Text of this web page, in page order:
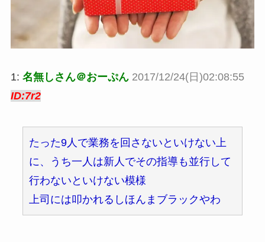
1: 名無しさん＠おーぷん 2017/12/24(日)02:08:55
ID:7r2
たった9人で業務を回さないといけない上
に、うち一人は新人でその指導も並行して
行わないといけない模様
上司には叩かれるしほんまブラックやわ